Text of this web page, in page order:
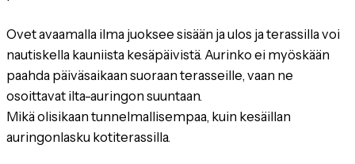
Ovet avaamalla ilma juoksee sisään ja ulos ja terassilla voi
nautiskella kauniista kesäpäivistä. Aurinko ei myöskään
paahda päiväsaikaan suoraan terasseille, vaan ne
osoittavat ilta-auringon suuntaan.
Mikä olisikaan tunnelmallisempaa, kuin kesäillan
auringonlasku kotiterassilla.